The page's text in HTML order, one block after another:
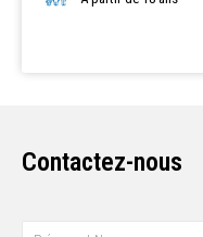
Contactez-nous